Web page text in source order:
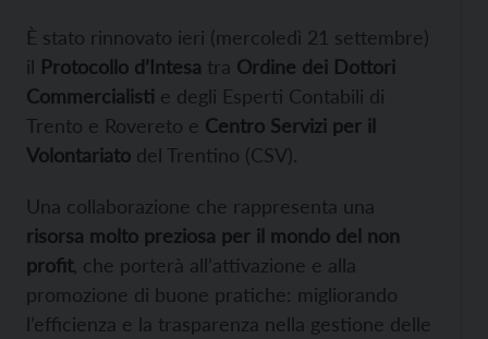
È stato rinnovato ieri (mercoledì 21 settembre)
il Protocollo d’Intesa tra Ordine dei Dottori
Commercialisti e degli Esperti Contabili di
Trento e Rovereto e Centro Servizi per il
Volontariato del Trentino (CSV).
Una collaborazione che rappresenta una
risorsa molto preziosa per il mondo del non
profit, che porterà all’attivazione e alla
promozione di buone pratiche: migliorando
l’efficienza e la trasparenza nella gestione delle